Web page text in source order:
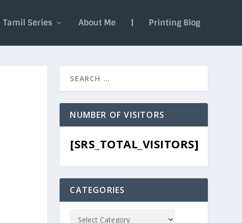
Tamil Series About Me | Printing Blog
NUMBER OF VISITORS
[SRS_TOTAL_VISITORS]
CATEGORIES